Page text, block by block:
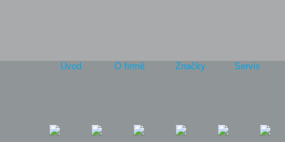
Úvod O firmě Značky Servis